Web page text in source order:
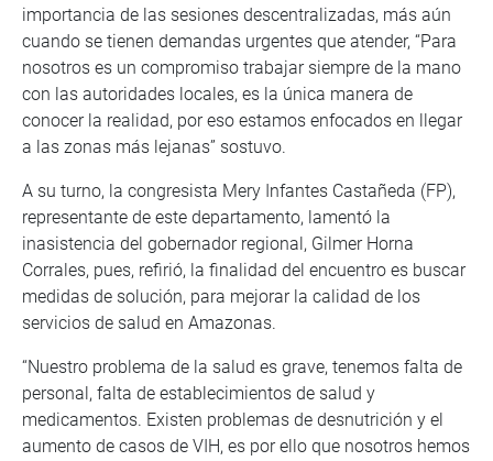
importancia de las sesiones descentralizadas, más aún
cuando se tienen demandas urgentes que atender, “Para
nosotros es un compromiso trabajar siempre de la mano
con las autoridades locales, es la única manera de
conocer la realidad, por eso estamos enfocados en llegar
a las zonas más lejanas” sostuvo.
A su turno, la congresista Mery Infantes Castañeda (FP),
representante de este departamento, lamentó la
inasistencia del gobernador regional, Gilmer Horna
Corrales, pues, refirió, la finalidad del encuentro es buscar
medidas de solución, para mejorar la calidad de los
servicios de salud en Amazonas.
“Nuestro problema de la salud es grave, tenemos falta de
personal, falta de establecimientos de salud y
medicamentos. Existen problemas de desnutrición y el
aumento de casos de VIH, es por ello que nosotros hemos